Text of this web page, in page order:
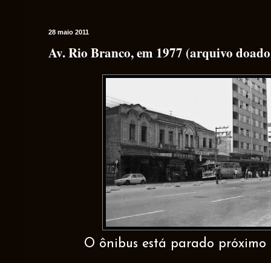
28 maio 2011
Av. Rio Branco, em 1977 (arquivo
O ônibus está parado próximo